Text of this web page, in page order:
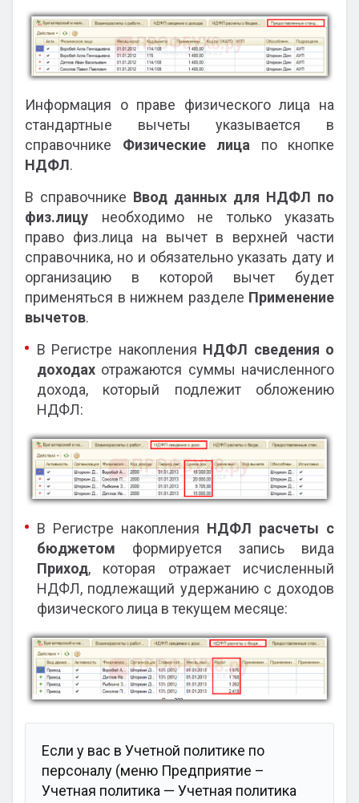
Информация о праве физического лица на
стандартные вычеты указывается в
справочнике Физические лица по кнопке
НДФЛ.
В справочнике Ввод данных для НДФЛ по
физ.лицу необходимо не только указать
право физ.лица на вычет в верхней части
справочника, но и обязательно указать дату и
организацию в которой вычет будет
применяться в нижнем разделе Применение
вычетов.
В Регистре накопления НДФЛ сведения о
доходах отражаются суммы начисленного
дохода, который подлежит обложению
НДФЛ:
В Регистре накопления НДФЛ расчеты с
бюджетом формируется запись вида
Приход, которая отражает исчисленный
НДФЛ, подлежащий удержанию с доходов
физического лица в текущем месяце:
Если у вас в Учетной политике по
персоналу (меню Предприятие –
Учетная политика — Учетная политика